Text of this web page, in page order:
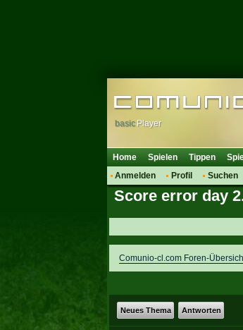
basic Player
Home Spielen Tippen
Anmelden
Profil Suchen
Score error day
Comunio-cl.com Foren-
Neues Thema Antworten